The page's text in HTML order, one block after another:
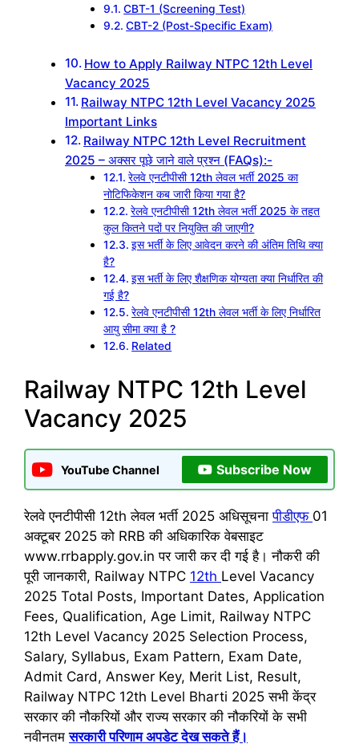
CBT-1 (Screening Test)
CBT-2 (Post-Specific Exam)
How to Apply Railway NTPC 12th Level
Vacancy 2025
Railway NTPC 12th Level Vacancy 2025
Important Links
Railway NTPC 12th Level Recruitment
2025 – अक्सर पूछे जाने वाले प्रश्न (FAQs):-
रेलवे एनटीपीसी 12th लेवल भर्ती 2025 का
नोटिफिकेशन कब जारी किया गया है?
रेलवे एनटीपीसी 12th लेवल भर्ती 2025 के तहत
कुल कितने पदों पर नियुक्ति की जाएगी?
इस भर्ती के लिए आवेदन करने की अंतिम तिथि क्या
है?
इस भर्ती के लिए शैक्षणिक योग्यता क्या निर्धारित की
गई है?
रेलवे एनटीपीसी 12th लेवल भर्ती के लिए निर्धारित
आयु सीमा क्या है ?
Related
Railway NTPC 12th Level
Vacancy 2025
YouTube Channel Subscribe Now
रेलवे एनटीपीसी 12th लेवल भर्ती 2025 अधिसूचनापीडीएफ 01
अक्टूबर 2025 को RRB की अधिकारिक वेबसाइट
www.rrbapply.gov.in पर जारी कर दी गई है। नौकरी की
पूरी जानकारी, Railway NTPC 12th Level Vacancy
2025 Total Posts, Important Dates, Application
Fees, Qualification, Age Limit, Railway NTPC
12th Level Vacancy 2025 Selection Process,
Salary, Syllabus, Exam Pattern, Exam Date,
Admit Card, Answer Key, Merit List, Result,
Railway NTPC 12th Level Bharti 2025 सभी केंद्र
सरकार की नौकरियों और राज्य सरकार की नौकरियों के सभी
नवीनतमसरकारी परिणाम अपडेट देख सकते हैं।